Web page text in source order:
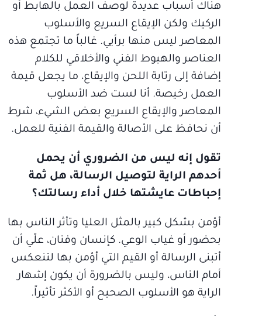
هناك أسباب عديدة لوصف العمل بالهابط أو
الركيك ولكن الإيقاع السريع والأسلوب
المعاصر ليس منها برأيي. غالباً ما تجتمع هذه
العناصر والهبوط الفني والأخلاقي للكلام
إضافة إلى رتابة اللحن والإيقاع، ما يجعل قيمة
العمل رخيصة. أنا لست ضد الأسلوب
المعاصر والإيقاع السريع بعض الشيء، شرط
أن نحافظ على الأصالة والقيمة الفنية للعمل.
تقول إنه ليس من الضروري أن يحمل
أحدهم الراية لتوصيل الرسالة، هل ثمة
إحباطات عايشتها خلال أداء رسالتك؟
أؤمن بشكل كبير بالمثل العليا وتأثر الناس بها
بحضور أو غياب الوعي. كإنسان وفنان، علّي أن
أتبنى الرسالة أو القيم التي أؤمن بها لتنعكس
أمام الناس، وليس بالضرورة أن يكون إشهار
الراية هو الأسلوب الصحيح أو الأكثر تأثيراً.